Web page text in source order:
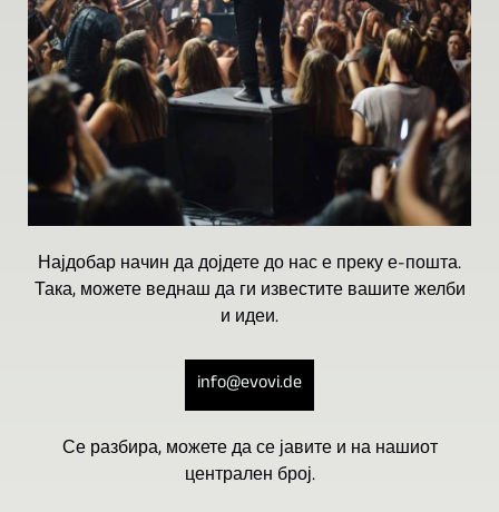
Најдобар начин да дојдете до нас е преку е-пошта.
Така, можете веднаш да ги известите вашите желби
и идеи.
info@evovi.de
Се разбира, можете да се јавите и на нашиот
централен број.